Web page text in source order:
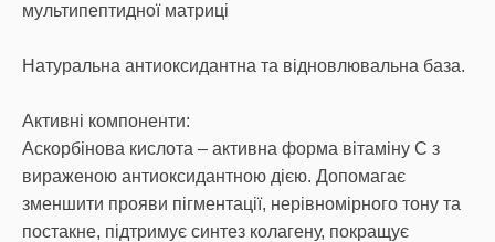
мультипептидної матриці
Натуральна антиоксидантна та відновлювальна база.
Активні компоненти:
Аскорбінова кислота – активна форма вітаміну С з
вираженою антиоксидантною дією. Допомагає
зменшити прояви пігментації, нерівномірного тону та
постакне, підтримує синтез колагену, покращує